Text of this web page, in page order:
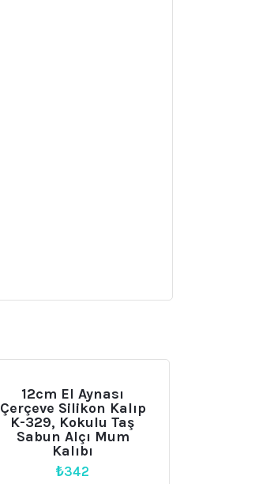
12cm El Aynası
Çerçeve Silikon Kalıp
K-329, Kokulu Taş
Sabun Alçı Mum
Kalıbı
₺342